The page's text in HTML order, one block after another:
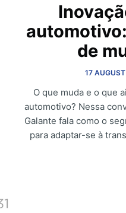
de
17
O que muda e o que
automotivo? Nessa
Galante fala como o
para adaptar-se à